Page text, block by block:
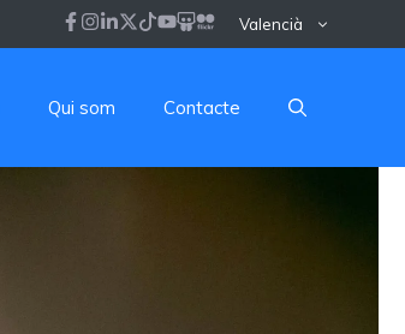
Valencià
Qui som Contacte